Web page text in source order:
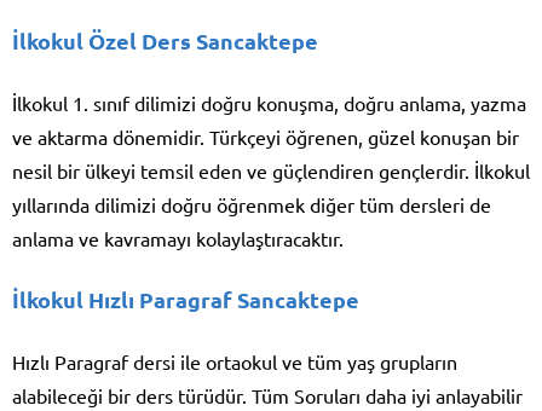
İlkokul Özel Ders Sancaktepe
İlkokul 1. sınıf dilimizi doğru konuşma, doğru anlama, yazma
ve aktarma dönemidir. Türkçeyi öğrenen, güzel konuşan bir
nesil bir ülkeyi temsil eden ve güçlendiren gençlerdir. İlkokul
yıllarında dilimizi doğru öğrenmek diğer tüm dersleri de
anlama ve kavramayı kolaylaştıracaktır.
İlkokul Hızlı Paragraf Sancaktepe
Hızlı Paragraf dersi ile ortaokul ve tüm yaş grupların
alabileceği bir ders türüdür. Tüm Soruları daha iyi anlayabilir